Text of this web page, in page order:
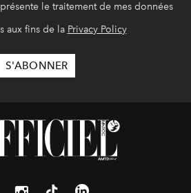
le traitement de mes données
aux fins de la Privacy Policy